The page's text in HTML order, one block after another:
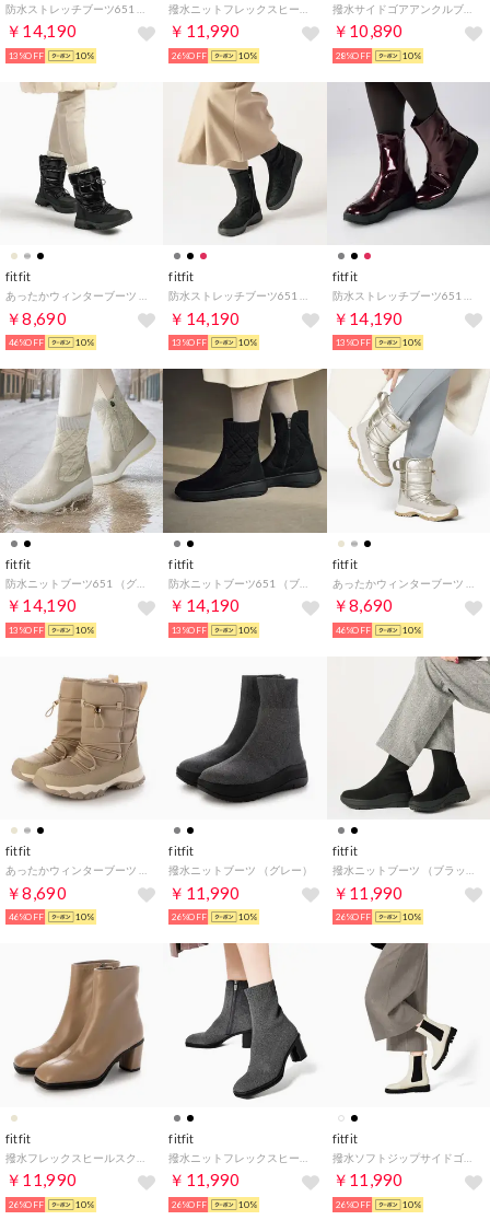
￥14,190
13%OFF 10%
￥11,990
26%OFF 10%
撥水サイドゴアアンクルブーツ （ダークブラウン）
￥10,890
28%OFF 10%
fitfit
￥8,690
46%OFF 10%
fitfit
￥14,190
13%OFF 10%
fitfit
￥14,190
13%OFF 10%
fitfit
￥14,190
13%OFF 10%
fitfit
￥14,190
13%OFF 10%
fitfit
￥8,690
46%OFF 10%
fitfit
￥8,690
46%OFF 10%
fitfit
撥水ニットブーツ （グレー）
￥11,990
26%OFF 10%
fitfit
￥11,990
26%OFF 10%
fitfit
￥11,990
26%OFF 10%
fitfit
￥11,990
26%OFF 10%
fitfit
撥水ソフトジップサイドゴアブーツ （アイボリー）
￥11,990
26%OFF 10%